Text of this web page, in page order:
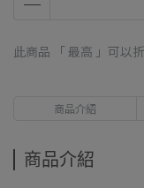
此商品 「 最高 」可以
商品介紹
商品介紹